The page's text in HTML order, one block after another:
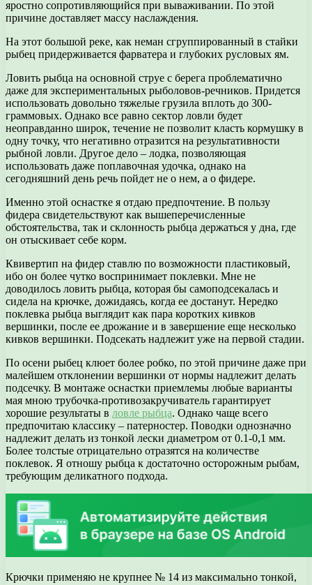
яростно сопротивляющийся при вываживании. По этой
причине доставляет массу наслаждения.
На этот большой реке, как неман сгруппированный в стайки
рыбец придерживается фарватера и глубоких русловых ям.
Ловить рыбца на основной струе с берега проблематично
даже для экспериментальных рыболовов-речников. Придется
использовать довольно тяжелые грузила вплоть до 300-
граммовых. Однако все равно сектор ловли будет
неоправданно широк, течение не позволит класть кормушку в
одну точку, что негативно отразится на результативности
рыбной ловли. Другое дело – лодка, позволяющая
использовать даже поплавочная удочка, однако на
сегодняшний день речь пойдет не о нем, а о фидере.
Именно этой оснастке я отдаю предпочтение. В пользу
фидера свидетельствуют как вышеперечисленные
обстоятельства, так и склонность рыбца держаться у дна, где
он отыскивает себе корм.
Квивертип на фидер ставлю по возможности пластиковый,
ибо он более чутко воспринимает поклевки. Мне не
доводилось ловить рыбца, которая бы самоподсекалась и
сидела на крючке, дожидаясь, когда ее достанут. Нередко
поклевка рыбца выглядит как пара коротких кивков
вершинки, после ее дрожание и в завершение еще несколько
кивков вершинки. Подсекать надлежит уже на первой стадии.
По осени рыбец клюет более робко, по этой причине даже при
малейшем отклонении вершинки от нормы надлежит делать
подсечку. В монтаже оснастки приемлемы любые варианты
мая мною трубочка-противозакручиватель гарантирует
хорошие результаты в ловле рыбца. Однако чаще всего
предпочитаю классику – патерностер. Поводки однозначно
надлежит делать из тонкой лески диаметром от 0.1-0,1 мм.
Более толстые отрицательно отразятся на количестве
поклевок. Я отношу рыбца к достаточно осторожным рыбам,
требующим деликатного подхода.
Крючки применяю не крупнее № 14 из максимально тонкой,